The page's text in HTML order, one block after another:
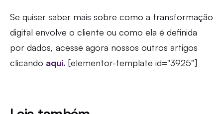
Se quiser saber mais sobre como a transformação
digital envolve o cliente ou como ela é definida
por dados, acesse agora nossos outros artigos
clicando aqui. [elementor-template id="3925"]